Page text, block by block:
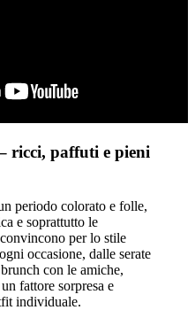
ricci, paffuti e pieni
periodo colorato e folle,
e soprattutto le
per lo stile
occasione, dalle serate
con le amiche,
fattore sorpresa e
individuale.